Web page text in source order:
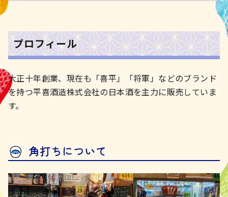
プロフィール
大正十年創業、現在も「喜平」「将軍」などのブランド
を持つ平喜酒造株式会社の日本酒を主力に販売していま
す。
角打ちについて